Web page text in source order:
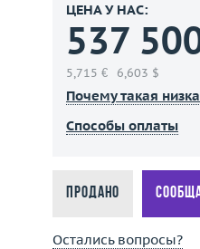
ЦЕНА У НАС:
537
5,715 € 6,603 $
Почему такая
Способы оплаты
Продано
Остались вопросы?